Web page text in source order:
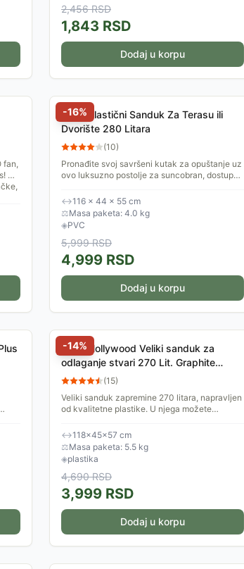
2,456RSD
1,843 RSD
Dodaj u korpu
fan,
U
-16%
Veliki Plastični Sanduk Za Terasu ili
Dvorište 280 Litara
(10)
Pronađite svoj savršeni kutak za opuštanje uz
ovo luksuzno postolje za suncobran, dostupno
osećaj udobnosti...
↔116 × 44 × 55 cm
⚖Masa paketa: 4.0 kg
◈PVC
5,999RSD
4,999 RSD
Dodaj u korpu
-14%
Keter Hollywood Veliki sanduk za
odlaganje stvari 270 Lit. Graphite
246941 (15)
Veliki sanduk zapremine 270 litara, napravljen
od kvalitetne plastike. U njega možete
za bazen ili...
↔118×45×57 cm
⚖Masa paketa: 5.5 kg
◈plastika
4,690RSD
3,999 RSD
Dodaj u korpu